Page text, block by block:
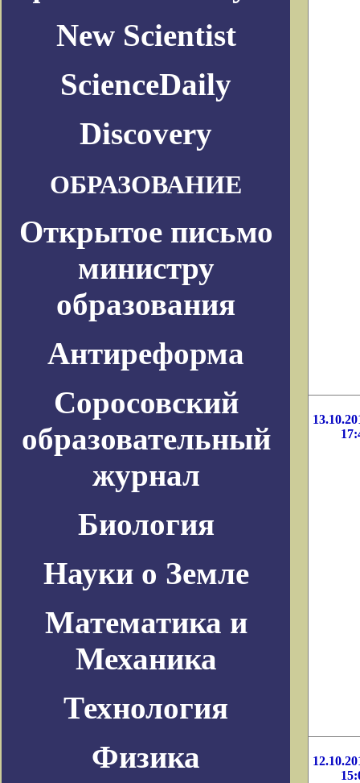
New Scientist
ScienceDaily
Discovery
ОБРАЗОВАНИЕ
Открытое письмо
министру
образования
Антиреформа
Соросовский
образовательный
журнал
Биология
Науки о Земле
Математика и
Механика
Технология
Физика